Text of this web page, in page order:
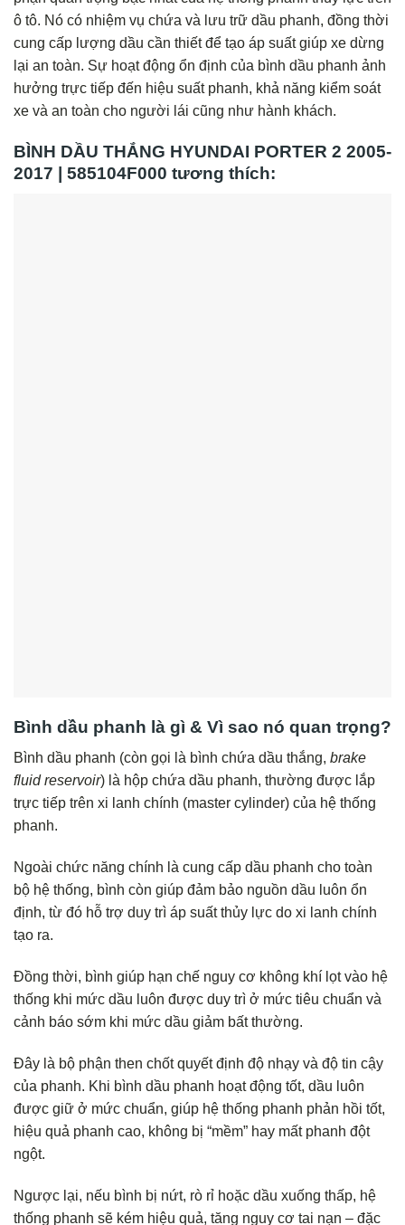
ô tô. Nó có nhiệm vụ chứa và lưu trữ dầu phanh, đồng thời
cung cấp lượng dầu cần thiết để tạo áp suất giúp xe dừng
lại an toàn. Sự hoạt động ổn định của bình dầu phanh ảnh
hưởng trực tiếp đến hiệu suất phanh, khả năng kiểm soát
xe và an toàn cho người lái cũng như hành khách.
BÌNH DẦU THẮNG HYUNDAI PORTER 2 2005-
2017 | 585104F000 tương thích:
Bình dầu phanh là gì & Vì sao nó quan trọng?
Bình dầu phanh (còn gọi là bình chứa dầu thắng, brake
fluid reservoir) là hộp chứa dầu phanh, thường được lắp
trực tiếp trên xi lanh chính (master cylinder) của hệ thống
phanh.
Ngoài chức năng chính là cung cấp dầu phanh cho toàn
bộ hệ thống, bình còn giúp đảm bảo nguồn dầu luôn ổn
định, từ đó hỗ trợ duy trì áp suất thủy lực do xi lanh chính
tạo ra.
Đồng thời, bình giúp hạn chế nguy cơ không khí lọt vào hệ
thống khi mức dầu luôn được duy trì ở mức tiêu chuẩn và
cảnh báo sớm khi mức dầu giảm bất thường.
Đây là bộ phận then chốt quyết định độ nhạy và độ tin cậy
của phanh. Khi bình dầu phanh hoạt động tốt, dầu luôn
được giữ ở mức chuẩn, giúp hệ thống phanh phản hồi tốt,
hiệu quả phanh cao, không bị “mềm” hay mất phanh đột
ngột.
Ngược lại, nếu bình bị nứt, rò rỉ hoặc dầu xuống thấp, hệ
thống phanh sẽ kém hiệu quả, tăng nguy cơ tai nạn – đặc